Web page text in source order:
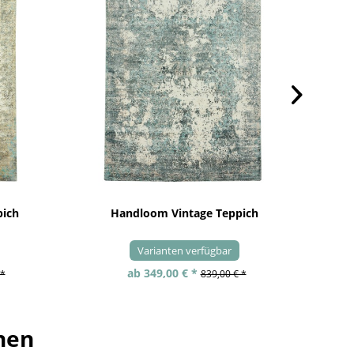
Handloom Vintage Teppich
Varianten verfügbar
ab 349,00 € * 839,00 € *